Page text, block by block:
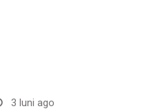
3 luni ago